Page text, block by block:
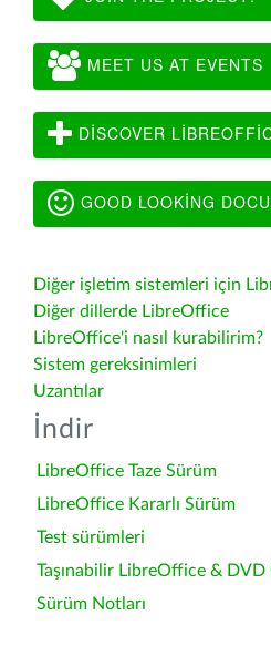
MEET US AT EVENTS
DISCOVER
GOOD LOOKING
Diğer işletim sistemleri için
Diğer dillerde LibreOffice
LibreOffice'i nasıl kurabilirim?
Sistem gereksinimleri
Uzantılar
İndir
LibreOffice Taze Sürüm
LibreOffice Kararlı Sürüm
Test sürümleri
Taşınabilir LibreOffice &
Sürüm Notları